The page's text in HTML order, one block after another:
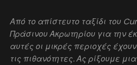
Από το απίστευτο ταξίδι του
Πράσινου Ακρωτηρίου για την
αυτές οι μικρές περιοχές
τις πιθανότητες. Ας ρίξουμε